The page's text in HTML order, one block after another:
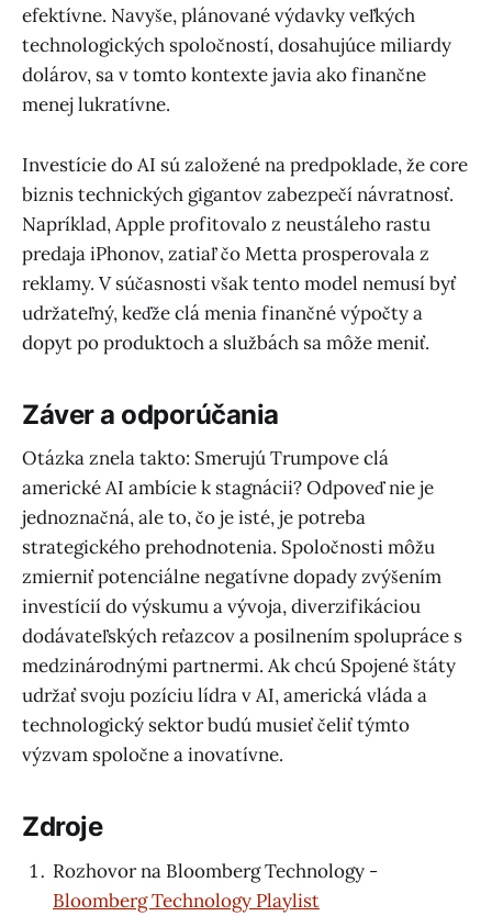
efektívne. Navyše, plánované výdavky veľkých
technologických spoločností, dosahujúce miliardy
dolárov, sa v tomto kontexte javia ako finančne
menej lukratívne.
Investície do AI sú založené na predpoklade, že core
biznis technických gigantov zabezpečí návratnosť.
Napríklad, Apple profitovalo z neustáleho rastu
predaja iPhonov, zatiaľ čo Metta prosperovala z
reklamy. V súčasnosti však tento model nemusí byť
udržateľný, keďže clá menia finančné výpočty a
dopyt po produktoch a službách sa môže meniť.
Záver a odporúčania
Otázka znela takto: Smerujú Trumpove clá
americké AI ambície k stagnácii? Odpoveď nie je
jednoznačná, ale to, čo je isté, je potreba
strategického prehodnotenia. Spoločnosti môžu
zmierniť potenciálne negatívne dopady zvýšením
investícií do výskumu a vývoja, diverzifikáciou
dodávateľských reťazcov a posilnením spolupráce s
medzinárodnými partnermi. Ak chcú Spojené štáty
udržať svoju pozíciu lídra v AI, americká vláda a
technologický sektor budú musieť čeliť týmto
výzvam spoločne a inovatívne.
Zdroje
Rozhovor na Bloomberg Technology -
Bloomberg Technology Playlist